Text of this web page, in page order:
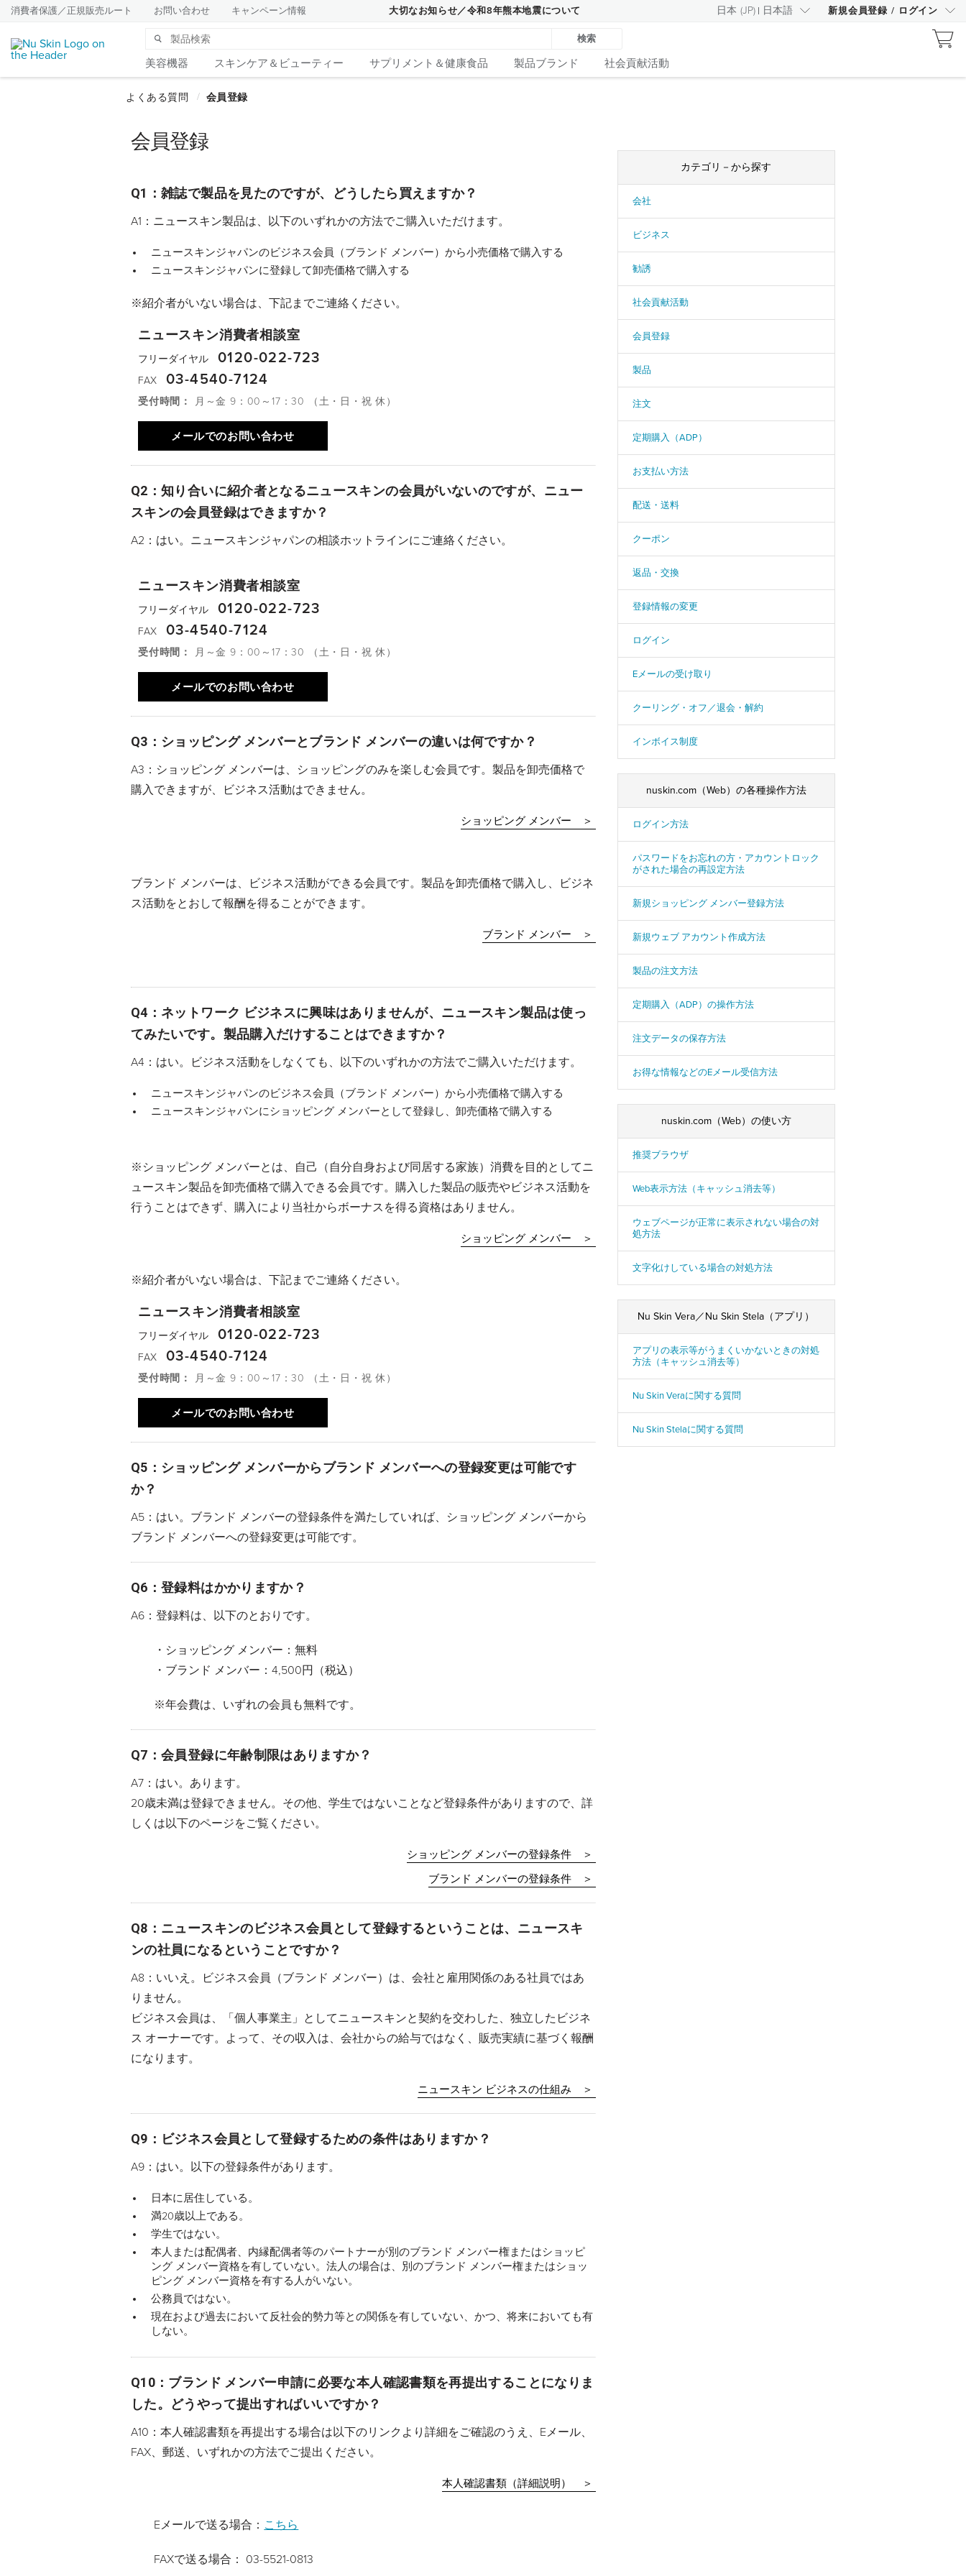
消費者保護／正規販売ルート お問い合わせ キャンペーン情報 大切なお知らせ／令和8年熊本地震について 日本 (JP) 日本語 新規会員登録 / ログイン
検索
美容機器 スキンケア＆ビューティー サプリメント＆健康食品 製品ブランド 社会貢献活動
会員登録
Q1：雑誌で製品を見たのですが、どうしたら買えますか？
A1：ニュースキン製品は、以下のいずれかの方法でご購入いただけます。
ニュースキンジャパンのビジネス会員（ブランド メンバー）から小売価格で購入する
ニュースキンジャパンに登録して卸売価格で購入する
※紹介者がいない場合は、下記までご連絡ください。
ニュースキン消費者相談室
フリーダイヤル 0120-022-723
FAX 03-4540-7124
受付時間： 月～金 9：00～17：30 （土・日・祝 休）
メールでのお問い合わせ
Q2：知り合いに紹介者となるニュースキンの会員がいないのですが、ニュー
スキンの会員登録はできますか？
A2：はい。ニュースキンジャパンの相談ホットラインにご連絡ください。
ニュースキン消費者相談室
フリーダイヤル 0120-022-723
FAX 03-4540-7124
受付時間： 月～金 9：00～17：30 （土・日・祝 休）
メールでのお問い合わせ
Q3：ショッピング メンバーとブランド メンバーの違いは何ですか？
A3：ショッピング メンバーは、ショッピングのみを楽しむ会員です。製品を卸売価格で
購入できますが、ビジネス活動はできません。
ショッピング メンバー ＞
ブランド メンバーは、ビジネス活動ができる会員です。製品を卸売価格で購入し、ビジネ
ス活動をとおして報酬を得ることができます。
ブランド メンバー ＞
Q4：ネットワーク ビジネスに興味はありませんが、ニュースキン製品は使っ
てみたいです。製品購入だけすることはできますか？
A4：はい。ビジネス活動をしなくても、以下のいずれかの方法でご購入いただけます。
ニュースキンジャパンのビジネス会員（ブランド メンバー）から小売価格で購入する
ニュースキンジャパンにショッピング メンバーとして登録し、卸売価格で購入する
※ショッピング メンバーとは、自己（自分自身および同居する家族）消費を目的としてニ
ュースキン製品を卸売価格で購入できる会員です。購入した製品の販売やビジネス活動を
行うことはできず、購入により当社からボーナスを得る資格はありません。
ショッピング メンバー ＞
※紹介者がいない場合は、下記までご連絡ください。
ニュースキン消費者相談室
フリーダイヤル 0120-022-723
FAX 03-4540-7124
受付時間： 月～金 9：00～17：30 （土・日・祝 休）
メールでのお問い合わせ
Q5：ショッピング メンバーからブランド メンバーへの登録変更は可能です
か？
A5：はい。ブランド メンバーの登録条件を満たしていれば、ショッピング メンバーから
ブランド メンバーへの登録変更は可能です。
Q6：登録料はかかりますか？
A6：登録料は、以下のとおりです。
・ショッピング メンバー：無料
・ブランド メンバー：4,500円（税込）
※年会費は、いずれの会員も無料です。
Q7：会員登録に年齢制限はありますか？
A7：はい。あります。
20歳未満は登録できません。その他、学生ではないことなど登録条件がありますので、詳
しくは以下のページをご覧ください。
ショッピング メンバーの登録条件 ＞
ブランド メンバーの登録条件 ＞
Q8：ニュースキンのビジネス会員として登録するということは、ニュースキ
ンの社員になるということですか？
A8：いいえ。ビジネス会員（ブランド メンバー）は、会社と雇用関係のある社員ではあ
りません。
ビジネス会員は、「個人事業主」としてニュースキンと契約を交わした、独立したビジネ
ス オーナーです。よって、その収入は、会社からの給与ではなく、販売実績に基づく報酬
になります。
ニュースキン ビジネスの仕組み ＞
Q9：ビジネス会員として登録するための条件はありますか？
A9：はい。以下の登録条件があります。
日本に居住している。
満20歳以上である。
学生ではない。
本人または配偶者、内縁配偶者等のパートナーが別のブランド メンバー権またはショッピ
ング メンバー資格を有していない。法人の場合は、別のブランド メンバー権またはショッ
ピング メンバー資格を有する人がいない。
公務員ではない。
現在および過去において反社会的勢力等との関係を有していない、かつ、将来においても有
しない。
Q10：ブランド メンバー申請に必要な本人確認書類を再提出することになりま
した。どうやって提出すればいいですか？
A10：本人確認書類を再提出する場合は以下のリンクより詳細をご確認のうえ、Eメール、
FAX、郵送、いずれかの方法でご提出ください。
本人確認書類（詳細説明） ＞
Eメールで送る場合： こちら
FAXで送る場合： 03-5521-0813
カテゴリ－から探す
会社
ビジネス
勧誘
社会貢献活動
会員登録
製品
注文
定期購入（ADP）
お支払い方法
配送・送料
クーポン
返品・交換
登録情報の変更
ログイン
Eメールの受け取り
クーリング・オフ／退会・解約
インボイス制度
nuskin.com（Web）の各種操作方法
ログイン方法
パスワードをお忘れの方・アカウントロック
がされた場合の再設定方法
新規ショッピング メンバー登録方法
新規ウェブ アカウント作成方法
製品の注文方法
定期購入（ADP）の操作方法
注文データの保存方法
お得な情報などのEメール受信方法
nuskin.com（Web）の使い方
推奨ブラウザ
Web表示方法（キャッシュ消去等）
ウェブページが正常に表示されない場合の対
処方法
文字化けしている場合の対処方法
Nu Skin Vera／Nu Skin Stela（アプリ）
アプリの表示等がうまくいかないときの対処
方法（キャッシュ消去等）
Nu Skin Veraに関する質問
Nu Skin Stelaに関する質問